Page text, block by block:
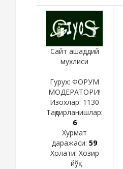
Сайт ашаддий
мухлиси
Гурух: ФОРУМ
МОДЕРАТОРИ!
Изохлар: 1130
Тақдирланишлар:
6
Хурмат
даражаси: 59
Холати: Хозир
йўқ